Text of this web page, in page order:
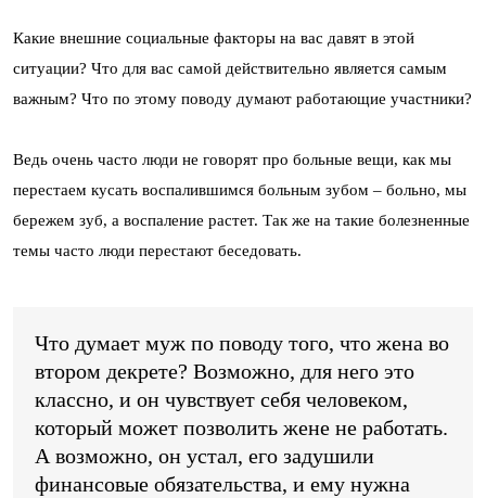
Какие внешние социальные факторы на вас давят в этой
ситуации? Что для вас самой действительно является самым
важным? Что по этому поводу думают работающие участники?
Ведь очень часто люди не говорят про больные вещи, как мы
перестаем кусать воспалившимся больным зубом – больно, мы
бережем зуб, а воспаление растет. Так же на такие болезненные
темы часто люди перестают беседовать.
Что думает муж по поводу того, что жена во
втором декрете? Возможно, для него это
классно, и он чувствует себя человеком,
который может позволить жене не работать.
А возможно, он устал, его задушили
финансовые обязательства, и ему нужна